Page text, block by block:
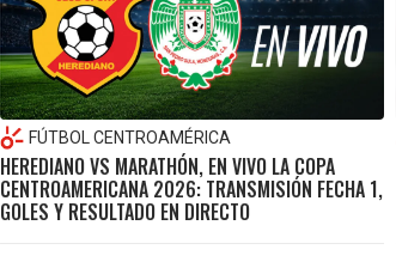
FÚTBOL CENTROAMÉRICA
HEREDIANO VS MARATHÓN, EN VIVO LA COPA
CENTROAMERICANA 2026: TRANSMISIÓN FECHA 1,
GOLES Y RESULTADO EN DIRECTO